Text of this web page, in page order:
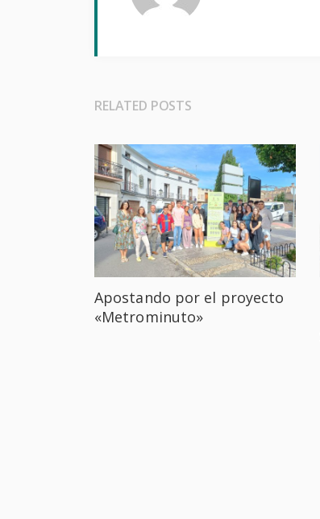
RELATED POSTS
Apostando por el proyecto
«Metrominuto»